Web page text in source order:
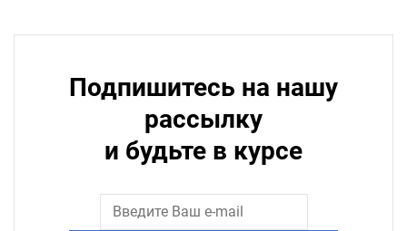
Подпишитесь на нашу
рассылку
и будьте в курсе